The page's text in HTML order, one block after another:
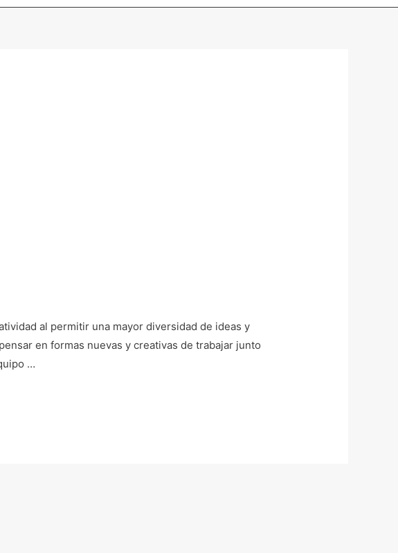
al permitir una mayor diversidad de ideas y
en formas nuevas y creativas de trabajar junto
…